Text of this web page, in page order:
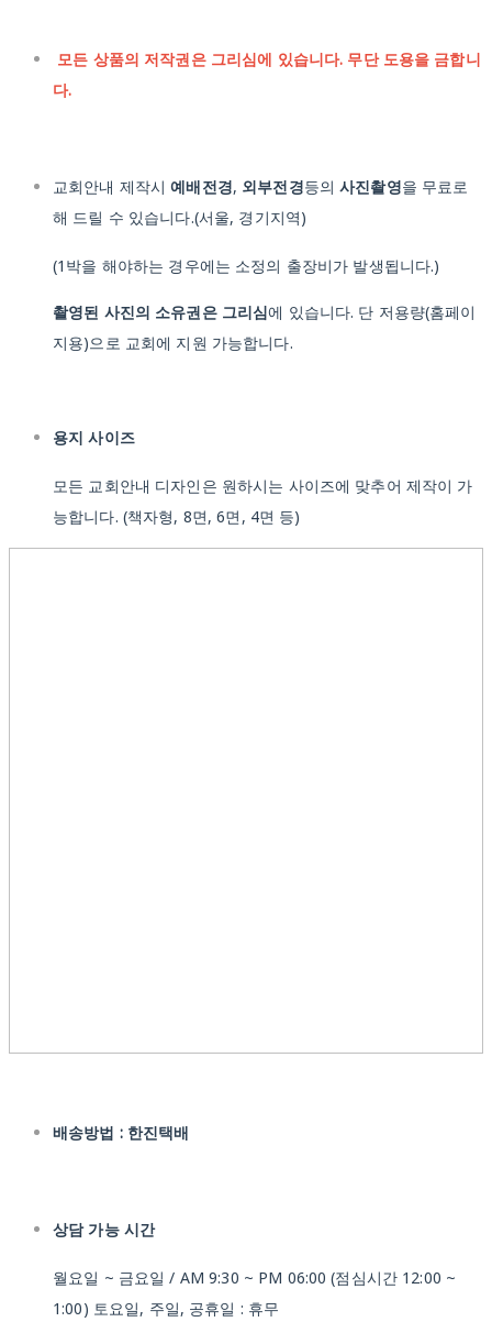
모든 상품의 저작권은 그리심에 있습니다. 무단 도용을 금합니
다.
교회안내 제작시예배전경, 외부전경등의사진촬영을 무료로
해 드릴 수 있습니다.(서울, 경기지역)
(1박을 해야하는 경우에는 소정의 출장비가 발생됩니다.)
촬영된 사진의 소유권은 그리심에 있습니다. 단 저용량(홈페이
지용)으로 교회에 지원 가능합니다.
용지 사이즈
모든 교회안내 디자인은 원하시는 사이즈에 맞추어 제작이 가
능합니다. (책자형, 8면, 6면, 4면 등)
배송방법 : 한진택배
상담 가능 시간
월요일 ~ 금요일 / AM 9:30 ~ PM 06:00 (점심시간 12:00 ~
1:00) 토요일, 주일, 공휴일 : 휴무